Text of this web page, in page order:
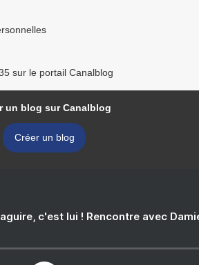
sur le portail Canalblog
un blog sur Canalblog
Créer un blog
c'est lui ! Rencontre avec